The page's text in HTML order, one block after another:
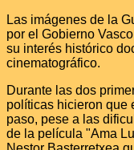
Las imágenes de la
por el Gobierno
su interés histórico
cinematográfico.
Durante las dos
políticas hicieron que
paso, pese a las
de la película "Ama